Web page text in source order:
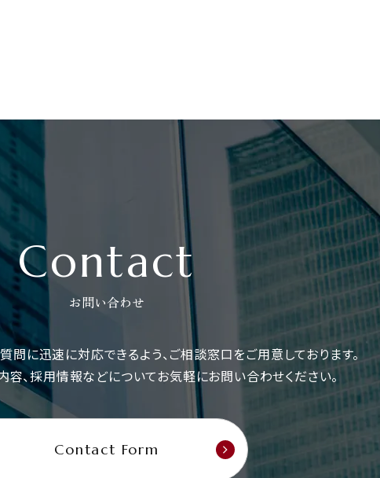
Contact
お問い合わせ
問に迅速に対応できるよう、 ご相談窓口をご用意しております。
容、採用情報などについてお気軽にお問い合わせください。
Contact Form